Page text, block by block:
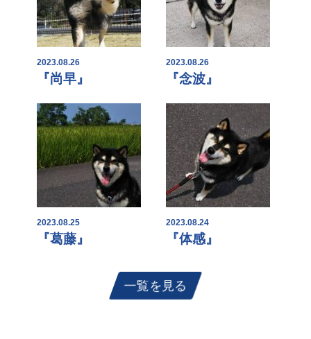
2023.08.26
『尚早』
2023.08.26
『念波』
2023.08.25
『葛藤』
2023.08.24
『体感』
一覧を見る